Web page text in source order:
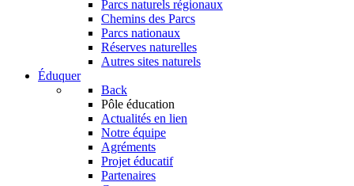
Parcs naturels régionaux
Chemins des Parcs
Parcs nationaux
Réserves naturelles
Autres sites naturels
Éduquer
Back
Pôle éducation
Actualités en lien
Notre équipe
Agréments
Projet éducatif
Partenaires